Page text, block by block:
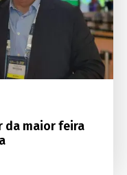
da maior feira